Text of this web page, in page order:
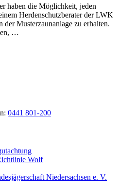
haben die Möglichkeit, jeden
Herdenschutzberater der LWK
der Musterzaunanlage zu erhalten.
…
0441 801-200
Wolf
Niedersachsen e. V.